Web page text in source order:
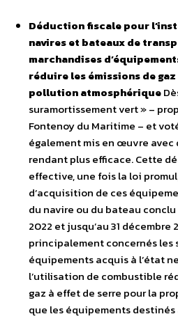
Déduction fiscale pour
navires et bateaux de
marchandises
réduire les émissions de
pollution atmosphérique
suramortissement vert » –
Fontenoy du Maritime – et
également mis en œuvre
rendant plus efficace. Cette
effective, une fois la loi
d’acquisition de ces
du navire ou du bateau
2022 et jusqu’au 31 décembre
principalement concernés les
équipements acquis à l’état
l’utilisation de combustible
gaz à effet de serre pour la
que les équipements